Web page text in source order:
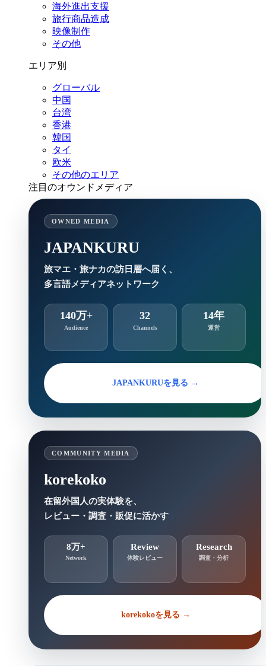
海外進出支援
旅行商品造成
映像制作
その他
エリア別
グローバル
中国
台湾
香港
韓国
タイ
欧米
その他のエリア
注目のオウンドメディア
OWNED MEDIA
JAPANKURU
旅マエ・旅ナカの訪日層へ届く、
多言語メディアネットワーク
140万+
Audience
32
Channels
14年
運営
JAPANKURUを見る →
COMMUNITY MEDIA
korekoko
在留外国人の実体験を、
レビュー・調査・販促に活かす
8万+
Network
Review
体験レビュー
Research
調査・分析
korekokoを見る →